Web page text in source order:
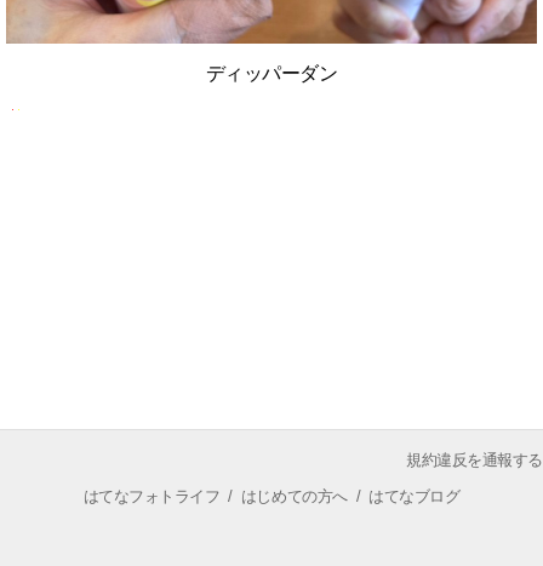
ディッパーダン
規約違反を通報する
はてなフォトライフ / はじめての方へ/ はてなブログ